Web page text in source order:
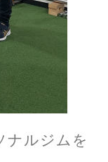
ナルジムを